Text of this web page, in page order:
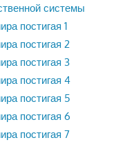
системы
постигая 1
постигая 2
постигая 3
постигая 4
постигая 5
постигая 6
постигая 7